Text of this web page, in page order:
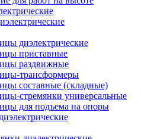
диэлектрические
приставные
раздвижные
трансформеры
составные (складные)
стремянки универсальные
для подъема на опоры